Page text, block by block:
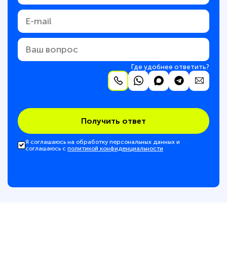
Где удобнее ответить?
Получить ответ
Я соглашаюсь на обработку персональных данных и
соглашаюсь с политикой конфиденциальности